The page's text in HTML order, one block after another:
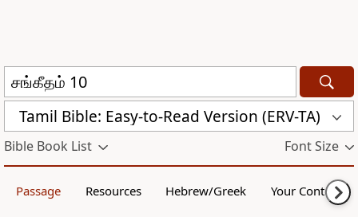
Tamil Bible: Easy-to-Read Version (ERV-TA)
Bible Book List Font Size
Passage Resources Hebrew/Greek Your Content